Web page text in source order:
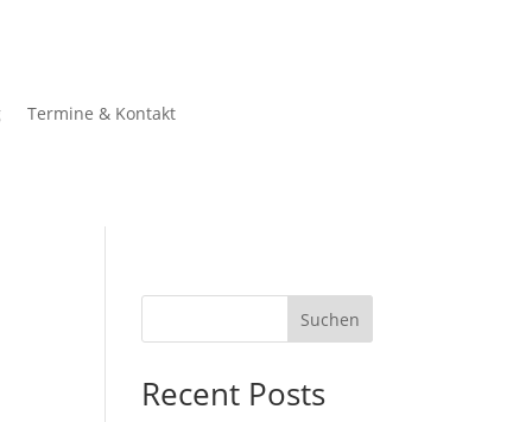
Termine & Kontakt
Suchen
Recent Posts